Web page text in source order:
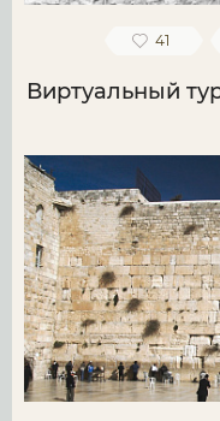
41
Виртуальный